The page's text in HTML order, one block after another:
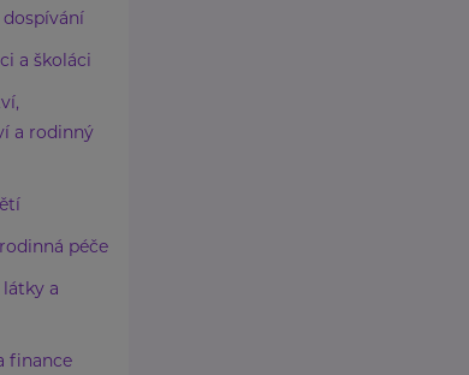
a školáci
a rodinný
péče
a
finance